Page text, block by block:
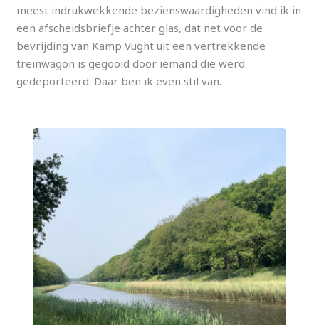
meest indrukwekkende bezienswaardigheden vind ik in
een afscheidsbriefje achter glas, dat net voor de
bevrijding van Kamp Vught uit een vertrekkende
treinwagon is gegooid door iemand die werd
gedeporteerd. Daar ben ik even stil van.